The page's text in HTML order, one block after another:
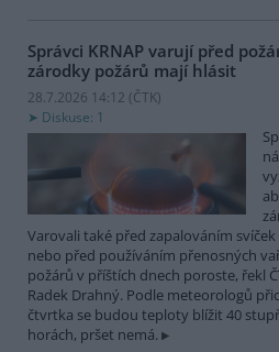
Správci KRNAP varují před
zárodky požárů mají hlásit
28.7.2026 14:12 (ČTK)
Diskuse: 1
Varovali také před zapalováním
nebo před používáním přenosných
požárů v příštích dnech poroste, řekl
Radek Drahný. Podle meteorologů
čtvrtka se budou teploty blížit 40
horách, pršet nemá.